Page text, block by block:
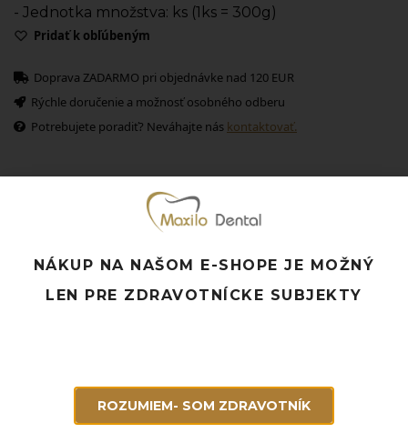
- Jednotka množstva: ks (1ks = 300g)
Pridať k obľúbeným
Doprava ZADARMO pri objednávke nad 120 EUR
Rýchle doručenie a možnosť osobného odberu
Potrebujete poradiť? Neváhajte nás kontaktovať.
Súvisiace produkty
NÁKUP NA NAŠOM E-SHOPE JE MOŽNÝ
LEN PRE ZDRAVOTNÍCKE SUBJEKTY
ROZUMIEM- SOM ZDRAVOTNÍK